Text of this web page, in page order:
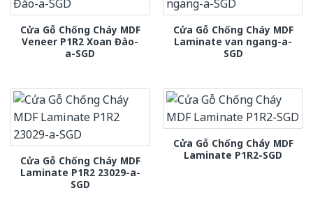
Cửa Gỗ Chống Cháy MDF
Veneer P1R2 Xoan Đào-
a-SGD
Cửa Gỗ Chống Cháy MDF
Laminate van ngang-a-
SGD
Cửa Gỗ Chống Cháy MDF
Laminate P1R2 23029-a-
SGD
Cửa Gỗ Chống Cháy MDF
Laminate P1R2-SGD